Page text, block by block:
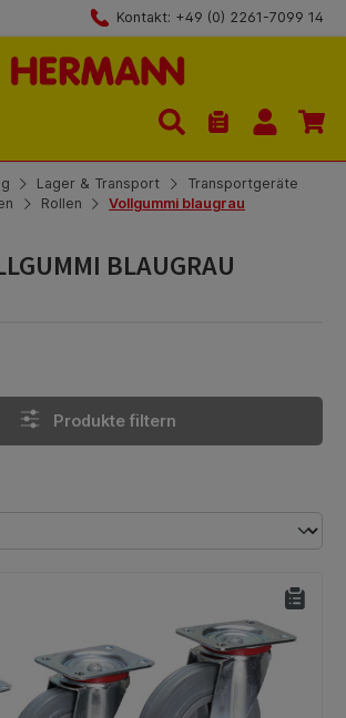
Kontakt: +49 (0) 2261-7099 14
Du hast 0
Lager & Transport
Transportgeräte
Rollen Vollgummi blaugrau
BLAUGRAU
Produkte filtern